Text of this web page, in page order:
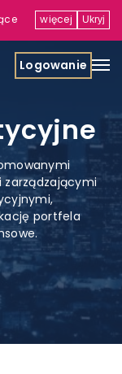
więcej Ukryj
Logowanie
portfela